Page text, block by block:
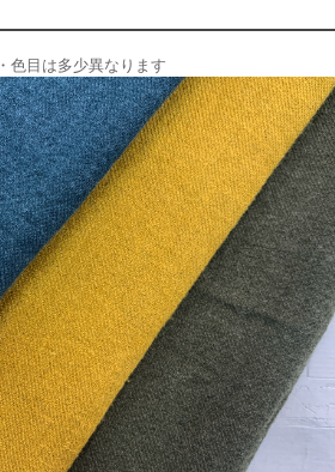
色目は多少異なります